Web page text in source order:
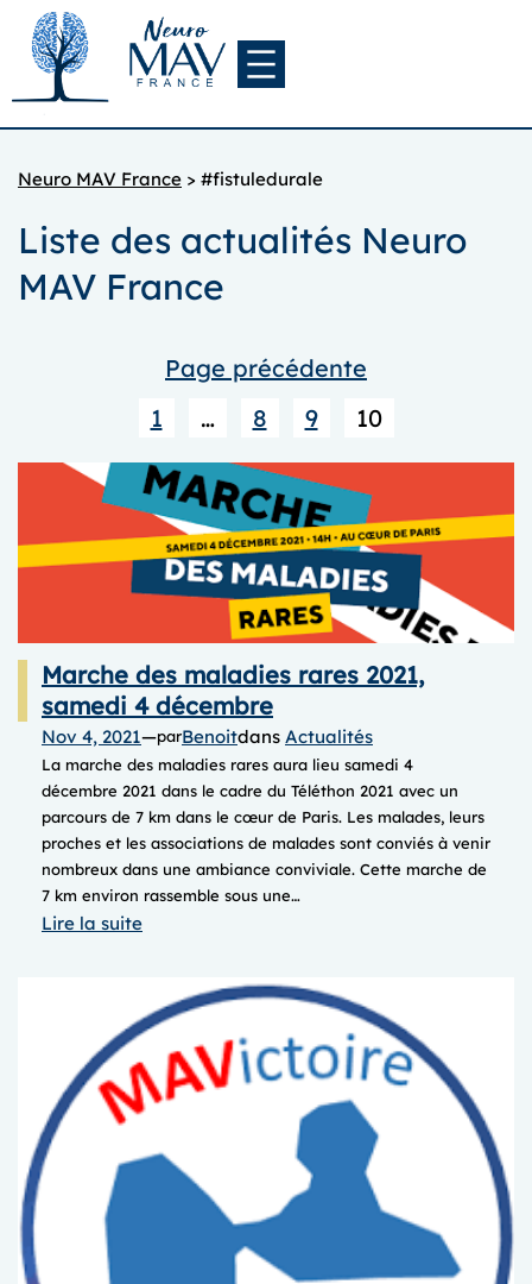
Aller
contenu
Neuro MAV France > #fistuledurale
Liste des actualités Neuro
MAV France
Page précédente
1
… 8 9 10
Marche des maladies rares 2021,
samedi 4 décembre
Nov 4, 2021—parBenoitdans Actualités
La marche des maladies rares aura lieu samedi 4
décembre 2021 dans le cadre du Téléthon 2021 avec un
parcours de 7 km dans le cœur de Paris. Les malades, leurs
proches et les associations de malades sont conviés à venir
nombreux dans une ambiance conviviale. Cette marche de
7 km environ rassemble sous une…
Lire la suite:
maladies
rares
2021,
samedi
décembre